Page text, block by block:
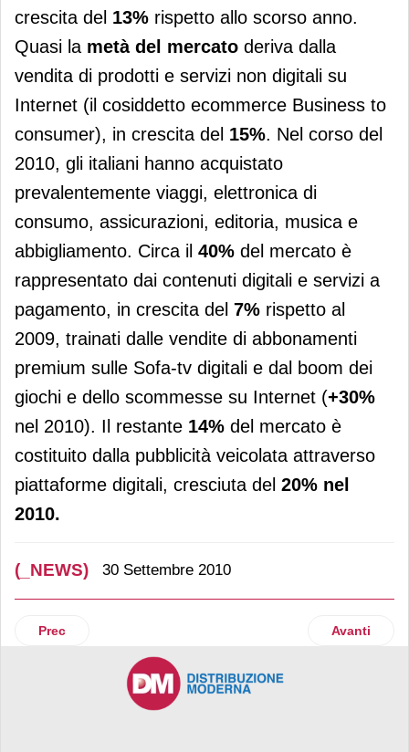
crescita del 13% rispetto allo scorso anno.
Quasi la metà del mercato deriva dalla
vendita di prodotti e servizi non digitali su
Internet (il cosiddetto ecommerce Business to
consumer), in crescita del 15%. Nel corso del
2010, gli italiani hanno acquistato
prevalentemente viaggi, elettronica di
consumo, assicurazioni, editoria, musica e
abbigliamento. Circa il 40% del mercato è
rappresentato dai contenuti digitali e servizi a
pagamento, in crescita del 7% rispetto al
2009, trainati dalle vendite di abbonamenti
premium sulle Sofa-tv digitali e dal boom dei
giochi e dello scommesse su Internet (+30%
nel 2010). Il restante 14% del mercato è
costituito dalla pubblicità veicolata attraverso
piattaforme digitali, cresciuta del 20% nel
2010.
(_NEWS) 30 Settembre 2010
Articolo precedente: Nestlé
Prec Articolo
Avanti